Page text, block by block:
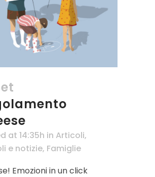
at 14:35h in Articoli,
e notizie, Famiglie
Emozioni in un click